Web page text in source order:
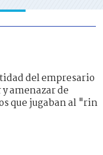
del empresario
amenazar de
que jugaban al "rin